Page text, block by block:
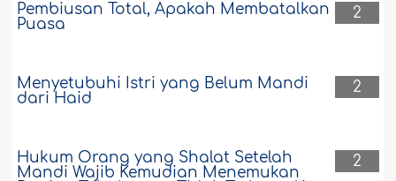
2
Pembiusan Total, Apakah Membatalkan
Puasa
2
Menyetubuhi Istri yang Belum Mandi
dari Haid
2
Hukum Orang yang Shalat Setelah
Mandi Wajib Kemudian Menemukan